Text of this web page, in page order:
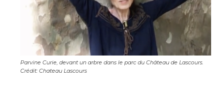
Parvine Curie, devant un arbre dans le parc du Château de Lascours.
Crédit: Chateau Lascours